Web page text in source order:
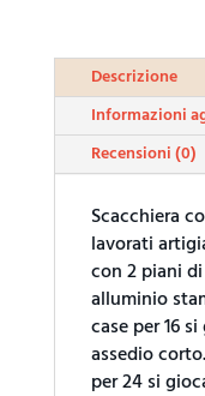
Descrizione
Informazioni
Recensioni (0)
Scacchiera
lavorati
con 2 piani
alluminio
case per 16
assedio
per 24 si